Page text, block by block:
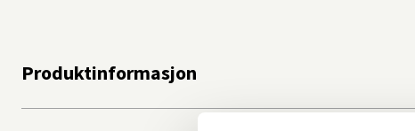
Produktinformasjon